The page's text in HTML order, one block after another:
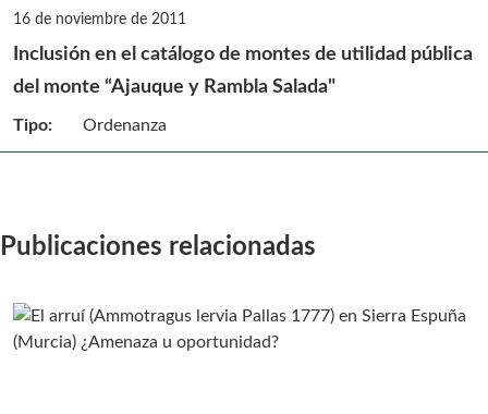
16 de noviembre de 2011
Inclusión en el catálogo de montes de utilidad pública
del monte “Ajauque y Rambla Salada"
Tipo: Ordenanza
Publicaciones relacionadas